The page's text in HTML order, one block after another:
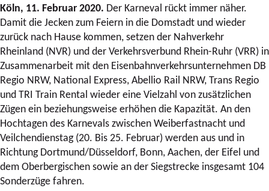
Köln, 11. Februar 2020. Der Karneval rückt immer näher.
Damit die Jecken zum Feiern in die Domstadt und wieder
zurück nach Hause kommen, setzen der Nahverkehr
Rheinland (NVR) und der Verkehrsverbund Rhein-Ruhr (VRR) in
Zusammenarbeit mit den Eisenbahnverkehrsunternehmen DB
Regio NRW, National Express, Abellio Rail NRW, Trans Regio
und TRI Train Rental wieder eine Vielzahl von zusätzlichen
Zügen ein beziehungsweise erhöhen die Kapazität. An den
Hochtagen des Karnevals zwischen Weiberfastnacht und
Veilchendienstag (20. Bis 25. Februar) werden aus und in
Richtung Dortmund/Düsseldorf, Bonn, Aachen, der Eifel und
dem Oberbergischen sowie an der Siegstrecke insgesamt 104
Sonderzüge fahren.